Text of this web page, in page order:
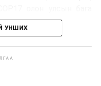
өр, орон нутгийн нөөц
үргэлжлүүлэхээр
болсон байна.
УНШИХ